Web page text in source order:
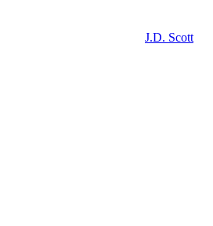
J.D. Scott